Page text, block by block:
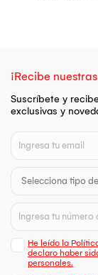
¡Recibe
Suscríbete y
exclusivas y
He leído la
declaro haber
personales.